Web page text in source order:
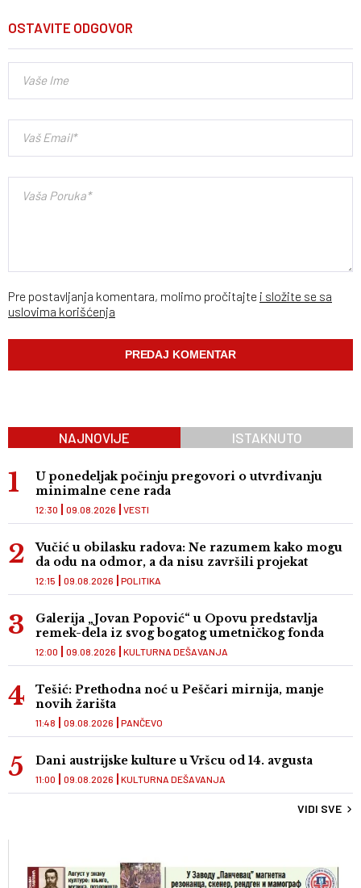
OSTAVITE ODGOVOR
Pre postavljanja komentara, molimo pročitajte i složite se sa
uslovima korišćenja
NAJNOVIJE ISTAKNUTO
U ponedeljak počinju pregovori o utvrđivanju
minimalne cene rada
VESTI
12:30 09.08.2026
Vučić u obilasku radova: Ne razumem kako mogu
da odu na odmor, a da nisu završili projekat
POLITIKA
12:15 09.08.2026
Galerija „Jovan Popović“ u Opovu predstavlja
remek-dela iz svog bogatog umetničkog fonda
KULTURNA DEŠAVANJA
12:00 09.08.2026
Tešić: Prethodna noć u Peščari mirnija, manje
novih žarišta
PANČEVO
11:48 09.08.2026
Dani austrijske kulture u Vršcu od 14. avgusta
KULTURNA DEŠAVANJA
11:00 09.08.2026
VIDI SVE